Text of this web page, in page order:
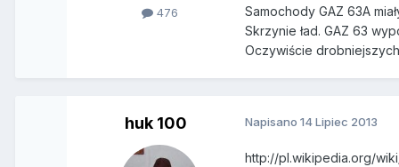
476
Samochody GAZ 63A
Skrzynie ład. GAZ 63
Oczywiście
huk 100 Napisano14 Lipiec 2013
http://pl.wikipedia.org/